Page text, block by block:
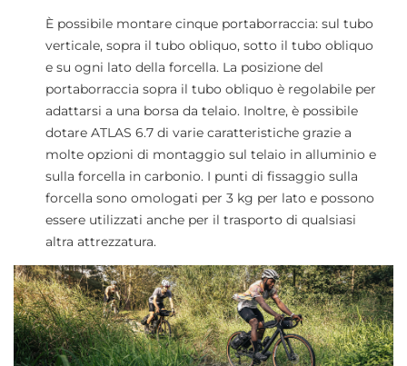
È possibile montare cinque portaborraccia: sul tubo
verticale, sopra il tubo obliquo, sotto il tubo obliquo
e su ogni lato della forcella. La posizione del
portaborraccia sopra il tubo obliquo è regolabile per
adattarsi a una borsa da telaio. Inoltre, è possibile
dotare ATLAS 6.7 di varie caratteristiche grazie a
molte opzioni di montaggio sul telaio in alluminio e
sulla forcella in carbonio. I punti di fissaggio sulla
forcella sono omologati per 3 kg per lato e possono
essere utilizzati anche per il trasporto di qualsiasi
altra attrezzatura.